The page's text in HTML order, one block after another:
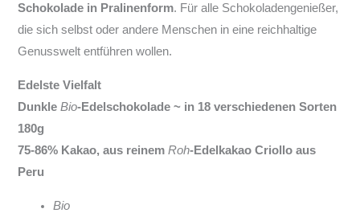
Schokolade in Pralinenform. Für alle Schokoladengenießer,
die sich selbst oder andere Menschen in eine reichhaltige
Genusswelt entführen wollen.
Edelste Vielfalt
DunkleBio-Edelschokolade ~ in 18 verschiedenen Sorten
180g
75-86% Kakao, aus reinemRoh-Edelkakao Criollo aus
Peru
Bio